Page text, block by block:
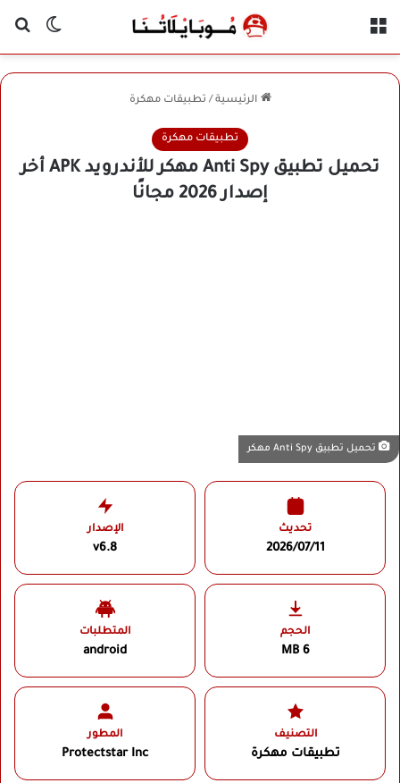
الوضع
الرئيسية / تطبيقات مهكرة
تطبيقات مهكرة
تحميل تطبيق Anti Spy مهكر للأندرويد APK أخر
إصدار 2026 مجانًا
تحميل تطبيق Anti Spy مهكر
تحديث
2026/07/11
الإصدار
v6.8
الحجم
6 MB
المتطلبات
android
التصنيف
تطبيقات مهكرة
المطور
Protectstar Inc